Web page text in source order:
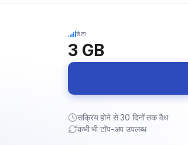
डेटा
3 GB
सक्रिय होने से 30 दिनों तक वैध
कभी भी टॉप-अप उपलब्ध